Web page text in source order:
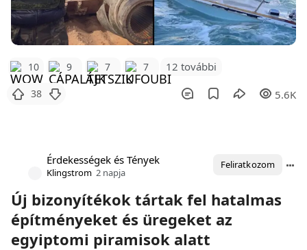
10 9 7 7 12 további
38 5.6K
Érdekességek és Tények
Klingstrom 2 napja
Feliratkozom
Új bizonyítékok tártak fel hatalmas
építményeket és üregeket az
egyiptomi piramisok alatt